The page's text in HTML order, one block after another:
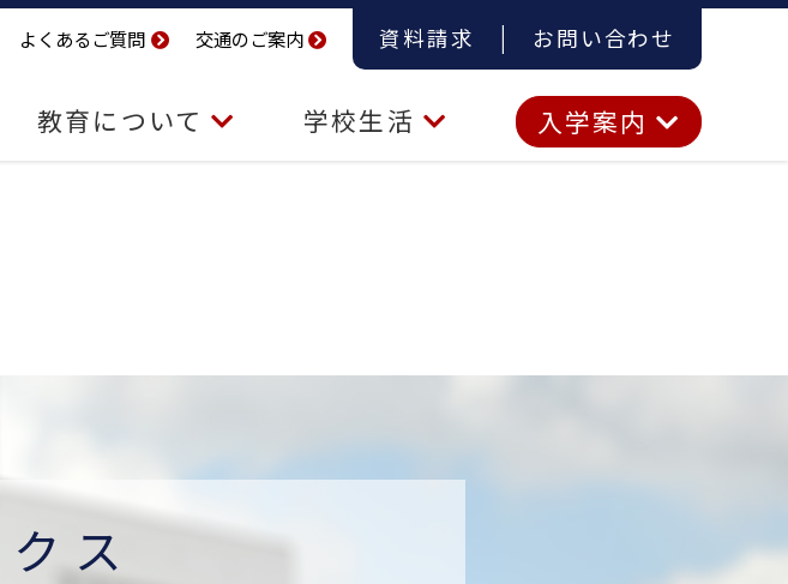
よくあるご質問 交通のご案内 資料請求 お問い合わせ
教育について 学校生活 入学案内
ス